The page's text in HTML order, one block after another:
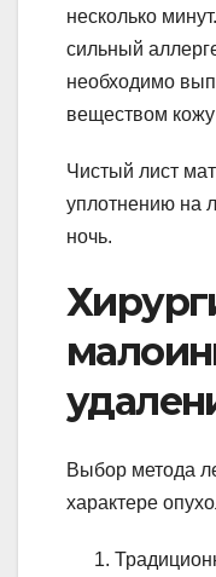
несколько
сильный
необходимо
веществом кожу
Чистый лист
уплотнению на
ночь.
Выбор метода
характере